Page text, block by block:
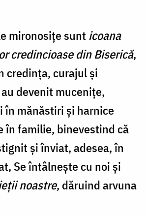
mironosiţe sunt icoana
credincioase din Biserică,
credinţa, curajul şi
devenit muceniţe,
în mănăstiri şi harnice
în familie, binevestind că
şi înviat, adesea, în
Se întâlneşte cu noi şi
noastre, dăruind arvuna